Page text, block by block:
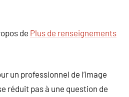
de Plus de renseignements
un professionnel de l’image
réduit pas à une question de